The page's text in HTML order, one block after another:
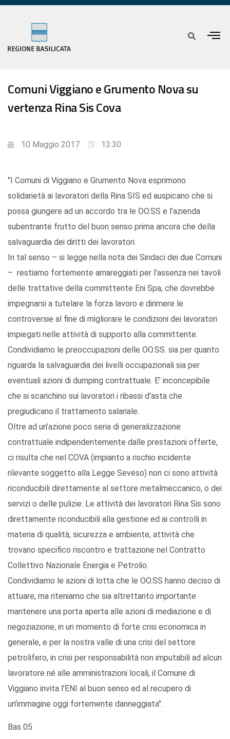
Comuni Viggiano e Grumento Nova su
vertenza Rina Sis Cova
10 Maggio 2017 13:30
"I Comuni di Viggiano e Grumento Nova esprimono
solidarietà ai lavoratori della Rina SIS ed auspicano che si
possa giungere ad un accordo tra le OO.SS e l’azienda
subentrante frutto del buon senso prima ancora che della
salvaguardia dei diritti dei lavoratori.
In tal senso – si legge nella nota dei Sindaci dei due Comuni
– restiamo fortemente amareggiati per l’assenza nei tavoli
delle trattative della committente Eni Spa, che dovrebbe
impegnarsi a tutelare la forza lavoro e dirimere le
controversie al fine di migliorare le condizioni dei lavoratori
impiegati nelle attività di supporto alla committente.
Condividiamo le preoccupazioni delle OO.SS. sia per quanto
riguarda la salvaguardia dei livelli occupazionali sia per
eventuali azioni di dumping contrattuale. E’ inconcepibile
che si scarichino sui lavoratori i ribassi d’asta che
pregiudicano il trattamento salariale.
Oltre ad un’azione poco seria di generalizzazione
contrattuale indipendentemente dalle prestazioni offerte,
ci risulta che nel COVA (impianto a rischio incidente
rilevante soggetto alla Legge Seveso) non ci sono attività
riconducibili direttamente al settore metalmeccanico, o dei
servizi o delle pulizie. Le attività dei lavoratori Rina Sis sono
direttamente riconducibili alla gestione ed ai controlli in
materia di qualità, sicurezza e ambiente, attività che
trovano specifico riscontro e trattazione nel Contratto
Collettivo Nazionale Energia e Petrolio.
Condividiamo le azioni di lotta che le OO.SS hanno deciso di
attuare, ma riteniamo che sia altrettanto importante
mantenere una porta aperta alle azioni di mediazione e di
negoziazione, in un momento di forte crisi economica in
generale, e per la nostra valle di una crisi del settore
petrolifero, in crisi per responsabilità non imputabili ad alcun
lavoratore né alle amministrazioni locali, il Comune di
Viggiano invita l’ENI al buon senso ed al recupero di
un’immagine oggi fortemente danneggiata".
Bas 05